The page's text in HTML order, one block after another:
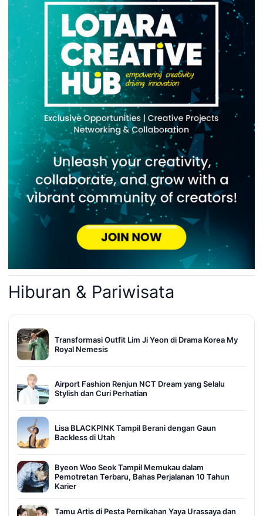
Hiburan & Pariwisata
Transformasi Outfit Lim Ji Yeon di Drama Korea My
Royal Nemesis
Airport Fashion Renjun NCT Dream yang Selalu
Stylish dan Curi Perhatian
Lisa BLACKPINK Tampil Berani dengan Gaun
Backless di Utah
Byeon Woo Seok Tampil Memukau dalam
Pemotretan Terbaru, Bahas Perjalanan 10 Tahun
Karier
Tamu Artis di Pesta Pernikahan Yaya Urassaya dan